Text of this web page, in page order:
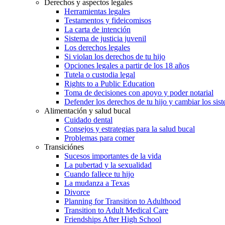
Derechos y aspectos legales
Herramientas legales
Testamentos y fideicomisos
La carta de intención
Sistema de justicia juvenil
Los derechos legales
Si violan los derechos de tu hijo
Opciones legales a partir de los 18 años
Tutela o custodia legal
Rights to a Public Education
Toma de decisiones con apoyo y poder notarial
Defender los derechos de tu hijo y cambiar los
Alimentación y salud bucal
Cuidado dental
Consejos y estrategias para la salud bucal
Problemas para comer
Transiciónes
Sucesos importantes de la vida
La pubertad y la sexualidad
Cuando fallece tu hijo
La mudanza a Texas
Divorce
Planning for Transition to Adulthood
Transition to Adult Medical Care
Friendships After High School